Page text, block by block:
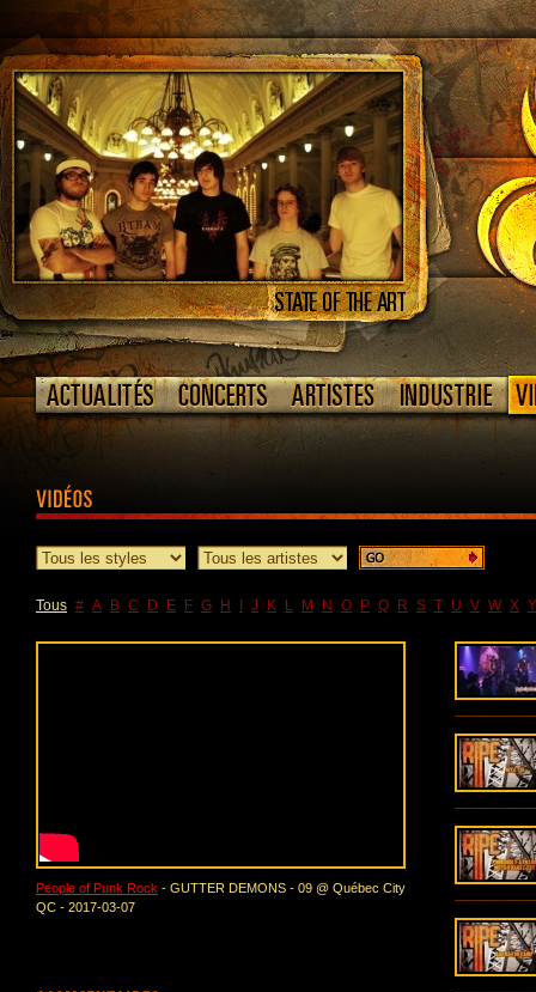
Tous # A B C D E F G H J K L M N O P Q R S T U V W X Y
People of Punk Rock - GUTTER DEMONS - 09 @ Québec City
QC - 2017-03-07